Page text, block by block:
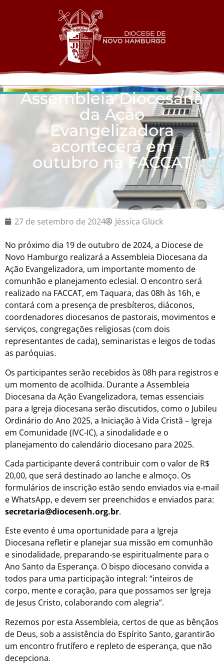
Assembleia Diocesana
da Ação
Evangelizadora
acontecerá em
outubro na FACCAT
27 de setembro de 2024 Jéssica Glück
No próximo dia 19 de outubro de 2024, a Diocese de
Novo Hamburgo realizará a Assembleia Diocesana da
Ação Evangelizadora, um importante momento de
comunhão e planejamento eclesial. O encontro será
realizado na FACCAT, em Taquara, das 08h às 16h, e
contará com a presença de presbíteros, diáconos,
coordenadores diocesanos de pastorais, movimentos e
serviços, congregações religiosas (com dois
representantes de cada), seminaristas e leigos de todas
as paróquias.
Os participantes serão recebidos às 08h para registros e
um momento de acolhida. Durante a Assembleia
Diocesana da Ação Evangelizadora, temas essenciais
para a Igreja diocesana serão discutidos, como o Jubileu
Ordinário do Ano 2025, a Iniciação à Vida Cristã – Igreja
em Comunidade (IVC-IC), a sinodalidade e o
planejamento do calendário diocesano para 2025.
Cada participante deverá contribuir com o valor de R$
20,00, que será destinado ao lanche e almoço. Os
formulários de inscrição estão sendo enviados via e-mail
e WhatsApp, e devem ser preenchidos e enviados para:
secretaria@diocesenh.org.br.
Este evento é uma oportunidade para a Igreja
Diocesana refletir e planejar sua missão em comunhão
e sinodalidade, preparando-se espiritualmente para o
Ano Santo da Esperança. O bispo diocesano convida a
todos para uma participação integral: “inteiros de
corpo, mente e coração, para que possamos ser Igreja
de Jesus Cristo, colaborando com alegria”.
Rezemos por esta Assembleia, certos de que as bênçãos
de Deus, sob a assistência do Espírito Santo, garantirão
um encontro frutífero e repleto de esperança, que não
decepciona.